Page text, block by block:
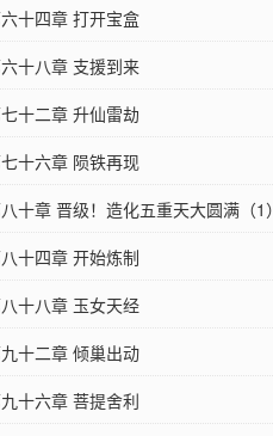
十四章 打开宝盒
十八章 支援到来
十二章 升仙雷劫
十六章 陨铁再现
十章 晋级！造化五重天大圆满（1）
十四章 开始炼制
十八章 玉女天经
十二章 倾巢出动
十六章 菩提舍利